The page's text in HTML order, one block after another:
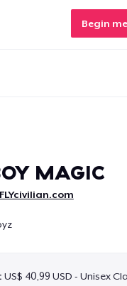
Begin
MAGIC
FLYcivilian.com
US$ 40,99 USD - Unisex